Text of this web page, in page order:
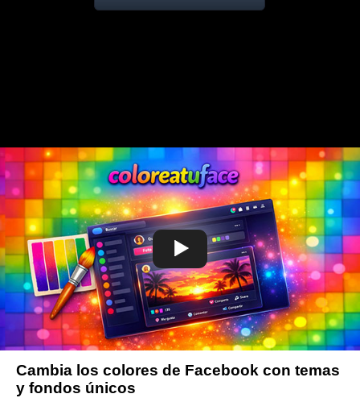
Cambia los colores de Facebook con temas
y fondos únicos